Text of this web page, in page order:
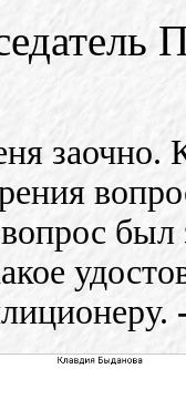
заочно.